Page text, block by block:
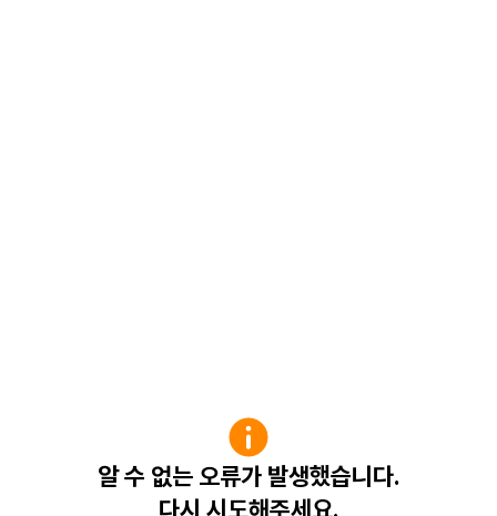
알 수 없는 오류가 발생했습니다.
다시 시도해주세요.